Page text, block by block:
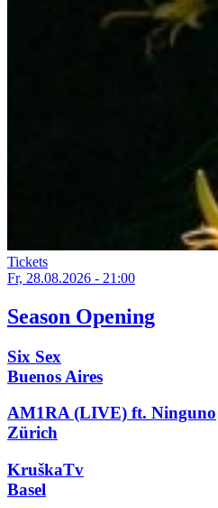
Tickets
Fr, 28.08.2026 - 21:00
Season Opening
Six Sex
Buenos Aires
AM1RA (LIVE) ft. Ninguno
Zürich
KruškaTv
Basel